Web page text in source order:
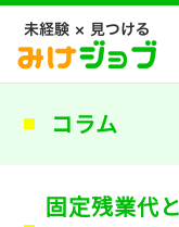
コラム
固定残業代